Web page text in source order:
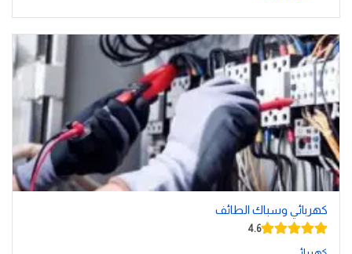
كهربائي وسباك الطائف
4.6